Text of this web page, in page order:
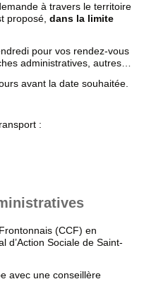
à travers le territoire
proposé, dans la limite
pour vos rendez-vous
administratives, autres…
avant la date souhaitée.
:
(CCF) en
d’Action Sociale de Saint-
avec une conseillère